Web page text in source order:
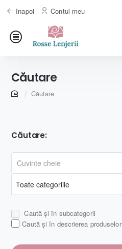
Inapoi Contul meu
Căutare
homeCăutare
Căutare:
Caută și în subcategorii
Caută și în descrierea produselor